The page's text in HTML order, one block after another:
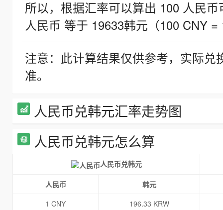
所以，根据汇率可以算出 100 人民
人民币 等于 19633韩元（100 CNY =
注意：此计算结果仅供参考，实际
准。
人民币兑韩元汇率走势图
人民币兑韩元怎么算
人民币兑韩元
人民币
韩元
1 CNY
196.33 KRW